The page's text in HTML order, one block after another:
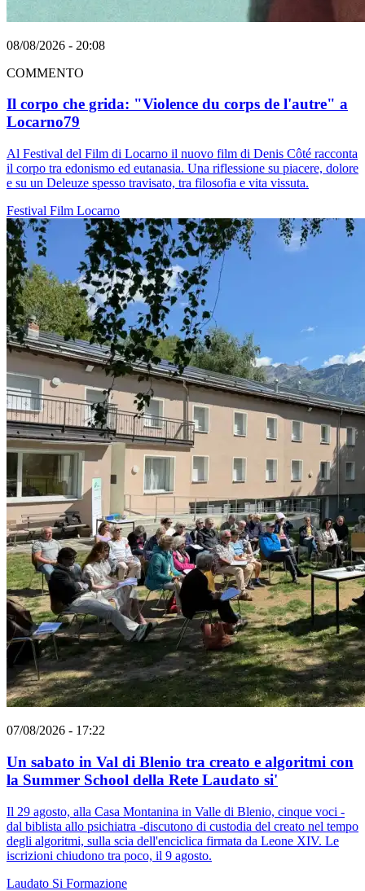
08/08/2026 - 20:08
COMMENTO
Il corpo che grida: "Violence du corps de l'autre" a
Locarno79
Al Festival del Film di Locarno il nuovo film di Denis Côté racconta
il corpo tra edonismo ed eutanasia. Una riflessione su piacere, dolore
e su un Deleuze spesso travisato, tra filosofia e vita vissuta.
Festival Film Locarno
07/08/2026 - 17:22
Un sabato in Val di Blenio tra creato e algoritmi con
la Summer School della Rete Laudato si'
Il 29 agosto, alla Casa Montanina in Valle di Blenio, cinque voci -
dal biblista allo psichiatra -discutono di custodia del creato nel tempo
degli algoritmi, sulla scia dell'enciclica firmata da Leone XIV. Le
iscrizioni chiudono tra poco, il 9 agosto.
Laudato Si Formazione